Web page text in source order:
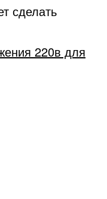
сделать
220в для